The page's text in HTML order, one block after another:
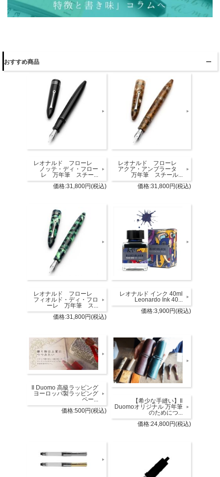
おすすめ商品
レオナルド フローレ
ノッテ・ディ・フロー
レ 万年筆 スチー...
価格:31,800円(税込)
レオナルド フローレ
アクア・アンブラータ
万年筆 スチール...
価格:31,800円(税込)
レオナルド フローレ
フィオルド・ディ・フロ
ーレ 万年筆 ス...
価格:31,800円(税込)
レオナルド インク 40ml
Leonardo Ink 40...
価格:3,900円(税込)
Il Duomo 高級ラッピング
ヨーロッパ製ラッピング
ペー...
価格:500円(税込)
【希少な手縫い】Il
Duomoオリジナル 万年筆
のためにつ...
価格:24,800円(税込)